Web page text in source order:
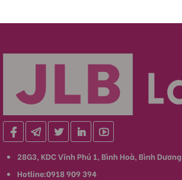
28G3, KDC Vĩnh Phú 1, Bình Hoà, Bình Dương
Hotline:0918 909 394